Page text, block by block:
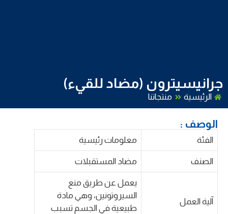
جرانيسيترون (مضاد للقيء)
الرئيسية منتجاتنا
الوصف :
الفئة معلومات رئيسية
الصنف مضاد المستقبلات
آلية العمل
يعمل عن طريق منع
السيروتونين، وهي مادة
طبيعية في الجسم تسبب